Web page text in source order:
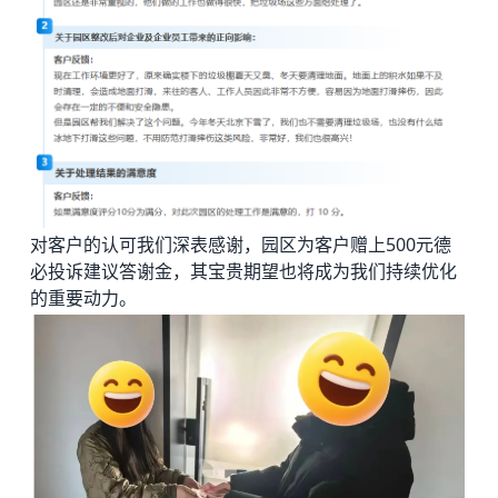
对客户的认可我们深表感谢，园区为客户赠上500元德
必投诉建议答谢金，其宝贵期望也将成为我们持续优化
的重要动力。